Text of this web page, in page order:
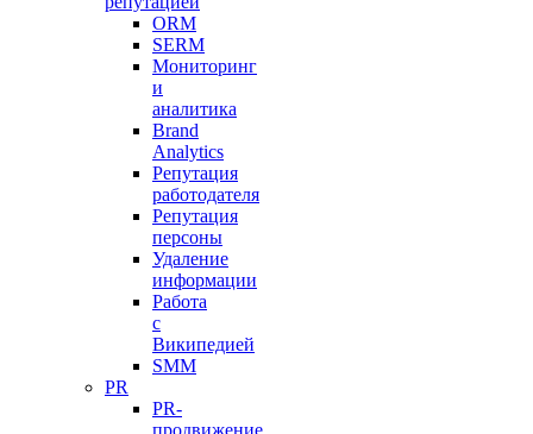
ORM
SERM
Мониторинг
и
аналитика
Brand
Analytics
Репутация
работодателя
Репутация
персоны
Удаление
информации
Работа
с
Википедией
SMM
PR
PR-
продвижение